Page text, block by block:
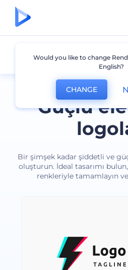
Güçlü
Bir şimşek kadar şiddetli ve
oluşturun. İdeal tasarımı
renkleriyle tamamlayın
Elektrikçi
Would you like to change
English?
CHANGE